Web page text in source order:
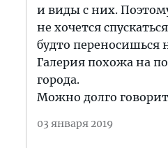
и виды с них.
не хочется
будто переносишься
Галерия похожа на
города.
Можно долго
03 января 2019